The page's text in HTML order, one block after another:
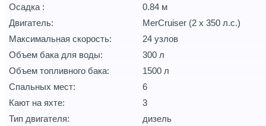
Осадка :
0.84 м
Двигатель:
MerCruiser (2 х 350 л.с.)
Максимальная скорость:
24 узлов
Объем бака для воды:
300 л
Объем топливного бака:
1500 л
Спальных мест:
6
Кают на яхте:
3
Тип двигателя:
дизель